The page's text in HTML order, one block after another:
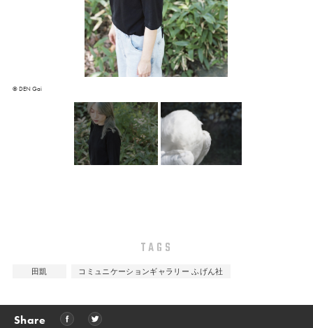
© DEN Gai
TAGS
田凱 コミュニケーションギャラリー ふげん社
Share